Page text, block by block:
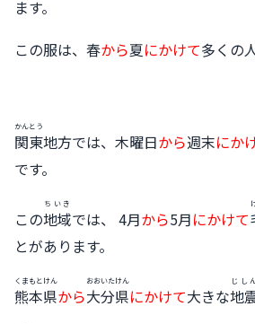
ます。
この服は、春から夏にかけて多くの
関東
かんとう
地方では、木曜日から週末にか
です。
この地域
ちいき
では、 4月から5月にかけて
とがあります。
熊本県
くまもとけん
から大分県
おおいたけん
にかけて大きな地
じし